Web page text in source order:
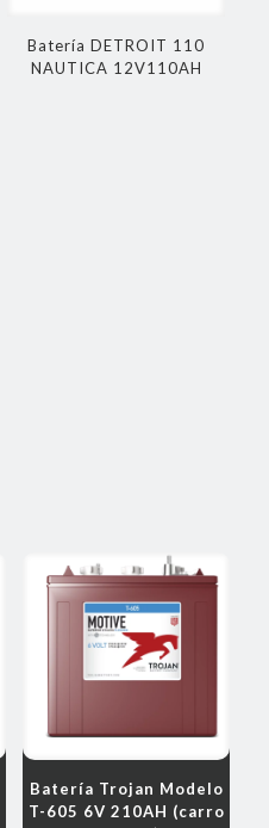
Batería DETROIT 110
NAUTICA 12V110AH
Batería Trojan Modelo
T-605 6V 210AH (carro